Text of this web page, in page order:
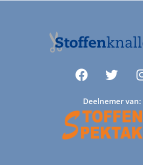
Deelnemer van: